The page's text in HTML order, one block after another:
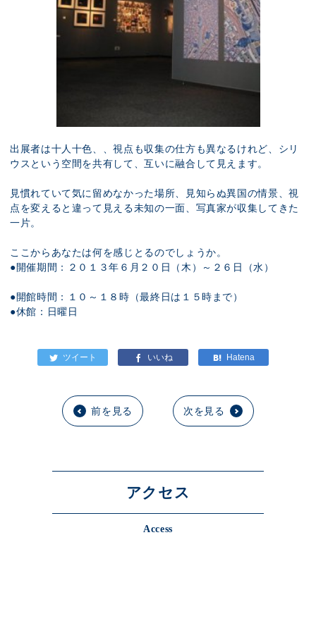
出展者は十人十色、、視点も収集の仕方も異なるけれど、シリ
ウスという空間を共有して、互いに融合して見えます。
見慣れていて気に留めなかった場所、見知らぬ異国の情景、視
点を変えると違って見える未知の一面、写真家が収集してきた
一片。
ここからあなたは何を感じとるのでしょうか。
●開催期間：２０１３年６月２０日（木）～２６日（水）
●開館時間：１０～１８時（最終日は１５時まで）
●休館：日曜日
前を見る 次を見る
アクセス
Access